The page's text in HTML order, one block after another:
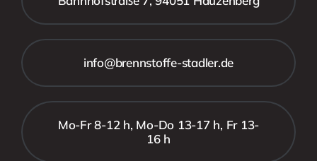
info@brennstoffe-stadler.de
Mo-Fr 8-12 h, Mo-Do 13-17 h, Fr 13-
16 h